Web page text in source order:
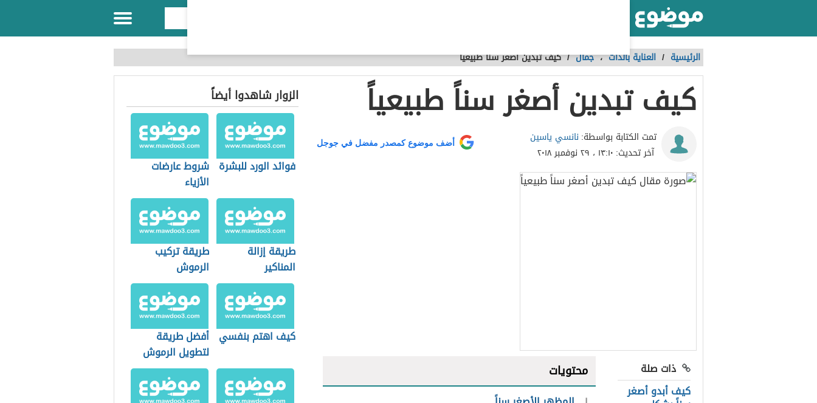
الرئيسية / العناية بالذات،جمال /كيف تبدين أصغر سناً طبيعياً
كيف تبدين أصغر سناً طبيعياً
تمت الكتابة بواسطة: نانسي ياسين
آخر تحديث: ١٣:١٠ ، ٢٩ نوفمبر ٢٠١٨
أضف موضوع كمصدر مفضل في جوجل
ذات صلة
كيف أبدو أصغر
محتويات
الزوار شاهدوا أيضاً
فوائد الورد للبشرة شروط عارضات
الأزياء
طريقة إزالة
المناكير
طريقة تركيب
الرموش
كيف اهتم بنفسي أفضل طريقة
لتطويل الرموش